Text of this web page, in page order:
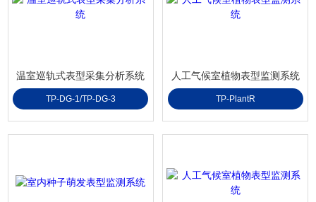
温室巡轨式表型采集分析系统
TP-DG-1/TP-DG-3
人工气候室植物表型监测系统
TP-PlantR